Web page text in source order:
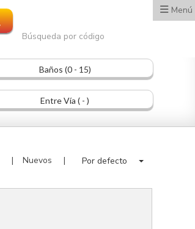
Menú
Búsqueda por código
Baños (0 - 15)
Entre Vía ( - )
Nuevos Por defecto